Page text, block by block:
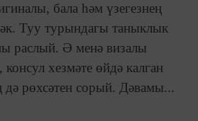
бала һәм үзегезнең
Туу турындагы таныклык
раслый. Ә менә визалы
консул хезмәте өйдә калган
рөхсәтен сорый. Дәвамы...